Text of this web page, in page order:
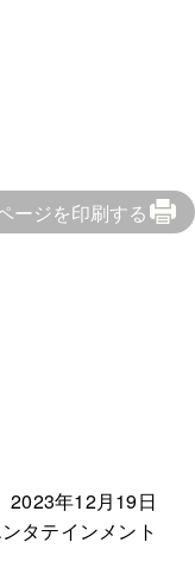
ージを印刷する
2023年12月19日
タテインメント